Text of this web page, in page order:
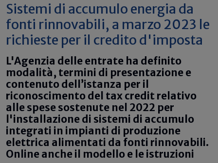
Sistemi di accumulo energia da
fonti rinnovabili, a marzo 2023 le
richieste per il credito d'imposta
L'Agenzia delle entrate ha definito
modalità, termini di presentazione e
contenuto dell’istanza per il
riconoscimento del tax credit relativo
alle spese sostenute nel 2022 per
l'installazione di sistemi di accumulo
integrati in impianti di produzione
elettrica alimentati da fonti rinnovabili.
Online anche il modello e le istruzioni